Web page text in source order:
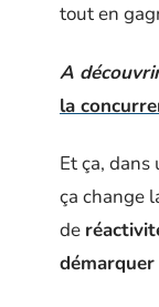
tout en
A
la
Et ça, dans
ça change
de
démarquer